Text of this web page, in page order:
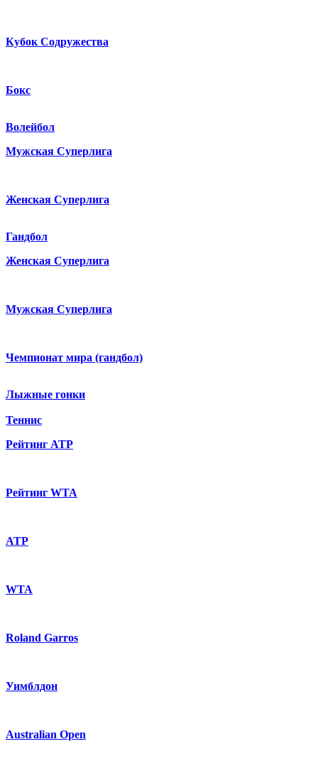
Кубок Содружества
Бокс
Волейбол
Мужская Суперлига
Женская Суперлига
Гандбол
Женская Суперлига
Мужская Суперлига
Чемпионат мира (гандбол)
Лыжные гонки
Теннис
Рейтинг ATP
Рейтинг WTA
ATP
WTA
Roland Garros
Уимблдон
Australian Open